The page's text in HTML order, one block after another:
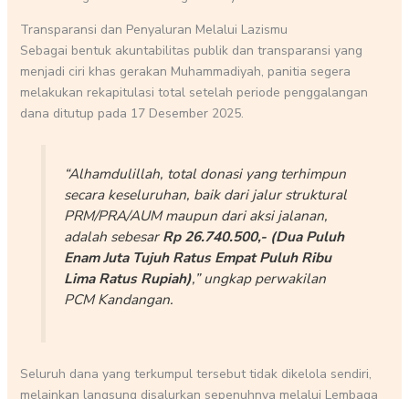
Transparansi dan Penyaluran Melalui Lazismu
Sebagai bentuk akuntabilitas publik dan transparansi yang
menjadi ciri khas gerakan Muhammadiyah, panitia segera
melakukan rekapitulasi total setelah periode penggalangan
dana ditutup pada 17 Desember 2025.
“Alhamdulillah, total donasi yang terhimpun
secara keseluruhan, baik dari jalur struktural
PRM/PRA/AUM maupun dari aksi jalanan,
adalah sebesarRp 26.740.500,- (Dua Puluh
Enam Juta Tujuh Ratus Empat Puluh Ribu
Lima Ratus Rupiah),” ungkap perwakilan
PCM Kandangan.
Seluruh dana yang terkumpul tersebut tidak dikelola sendiri,
melainkan langsung disalurkan sepenuhnya melalui Lembaga